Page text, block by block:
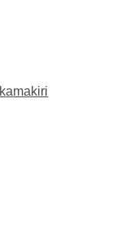
kamakiri